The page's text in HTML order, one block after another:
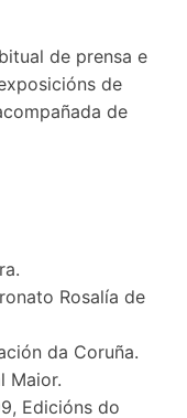
de prensa e
de
de
Rosalía de
da Coruña.
Maior.
Edicións do